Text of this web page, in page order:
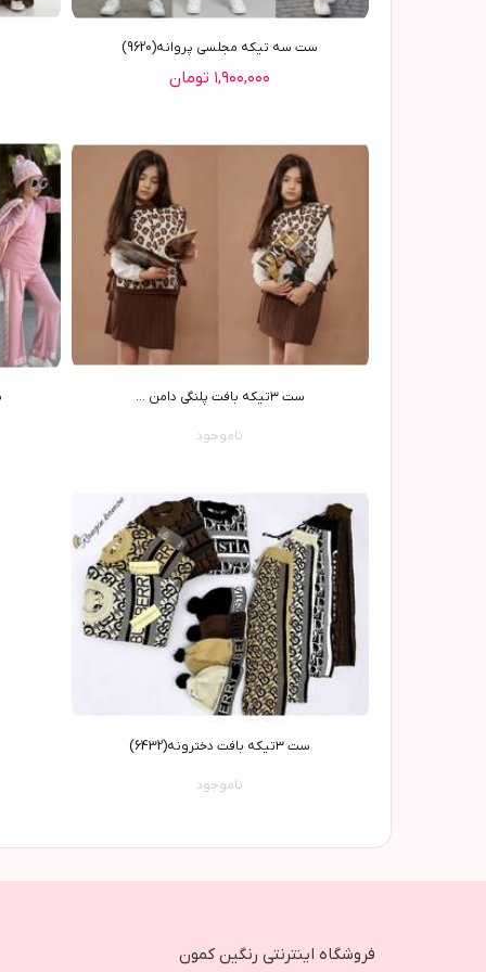
ست سه تيکه مجلسي پروانه(9620)
۱,۹۰۰,۰۰۰ تومان
ست ٣تیکه بافت پلنگی دامن ...
ناموجود
ست ٣تیکه بافت دخترونه(6432)
ناموجود
فروشگاه اینترنتی رنگین کمون